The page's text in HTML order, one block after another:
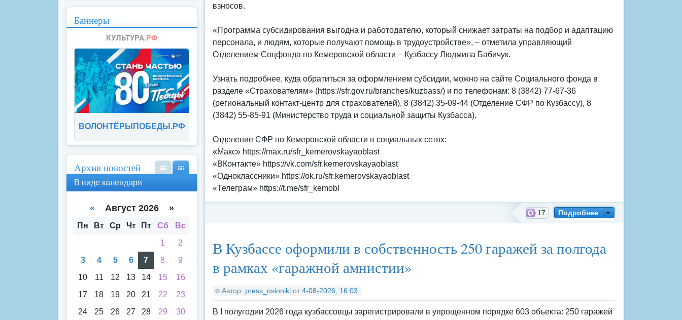
взносов.
«Программа субсидирования выгодна и работодателю, который снижает затраты на подбор и адаптацию
персонала, и людям, которые получают помощь в трудоустройстве», – отметила управляющий
Отделением Соцфонда по Кемеровской области – Кузбассу Людмила Бабичук.
Узнать подробнее, куда обратиться за оформлением субсидии, можно на сайте Социального фонда в
разделе «Страхователям» (https://sfr.gov.ru/branches/kuzbass/) и по телефонам: 8 (3842) 77-67-36
(региональный контакт-центр для страхователей), 8 (3842) 35-09-44 (Отделение СФР по Кузбассу), 8
(3842) 55-85-91 (Министерство труда и социальной защиты Кузбасса).
Отделение СФР по Кемеровской области в социальных сетях:
«Mакс» https://max.ru/sfr_kemerovskayaoblast
«ВКонтакте» https://vk.com/sfr.kemerovskayaoblast
«Одноклассники» https://ok.ru/sfr.kemerovskayaoblast
«Телеграм» https://t.me/sfr_kemobl
Подробнее
17
В Кузбассе оформили в собственность 250 гаражей за полгода
в рамках «гаражной амнистии»
Автор: press_osinniki от 4-08-2026, 16:03
В I полугодии 2026 года кузбассовцы зарегистрировали в упрощенном порядке 603 объекта: 250 гаражей
Баннеры
ВОЛОНТЁРЫПОБЕДЫ.РФ
Архив новостей
кал
аря
спи
В виде календаря
« Август 2026 »
Пн Вт Ср Чт Пт Сб
Вс
1
2
3
4 5 6 7 8
9
10
11 12 13 14 15
16
17
18 19 20 21 22
23
24
25 26 27 28 29 30